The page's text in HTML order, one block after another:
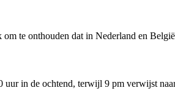
te onthouden dat in Nederland en
in de ochtend, terwijl 9 pm verwijst